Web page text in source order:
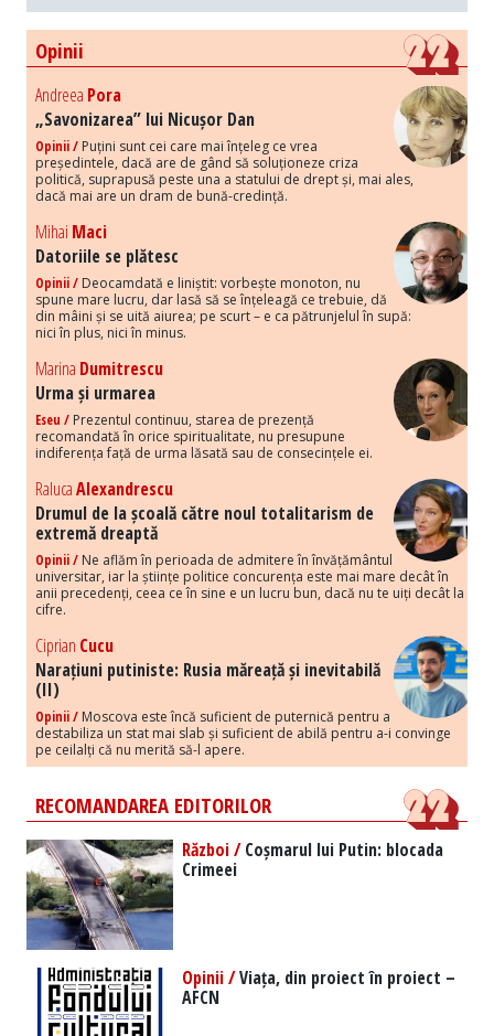
Opinii
Andreea Pora
„Savonizarea” lui Nicușor Dan
Opinii / Puțini sunt cei care mai înțeleg ce vrea
președintele, dacă are de gând să soluționeze criza
politică, suprapusă peste una a statului de drept și, mai ales,
dacă mai are un dram de bună-credință.
Mihai Maci
Datoriile se plătesc
Opinii / Deocamdată e liniștit: vorbește monoton, nu
spune mare lucru, dar lasă să se înțeleagă ce trebuie, dă
din mâini și se uită aiurea; pe scurt – e ca pătrunjelul în supă:
nici în plus, nici în minus.
Marina Dumitrescu
Urma și urmarea
Eseu / Prezentul continuu, starea de prezență
recomandată în orice spiritualitate, nu presupune
indiferența față de urma lăsată sau de consecințele ei.
RalucaAlexandrescu
Drumul de la școală către noul totalitarism de
extremă dreaptă
Opinii / Ne aflăm în perioada de admitere în învățământul
universitar, iar la științe politice concurența este mai mare decât în
anii precedenți, ceea ce în sine e un lucru bun, dacă nu te uiți decât la
cifre.
Ciprian Cucu
Narațiuni putiniste: Rusia măreață și inevitabilă
(II)
Opinii / Moscova este încă suficient de puternică pentru a
destabiliza un stat mai slab și suficient de abilă pentru a-i convinge
pe ceilalți că nu merită să-l apere.
RECOMANDAREA EDITORILOR
Război /Coșmarul lui Putin: blocada
Crimeei
Opinii /Viața, din proiect în proiect –
AFCN